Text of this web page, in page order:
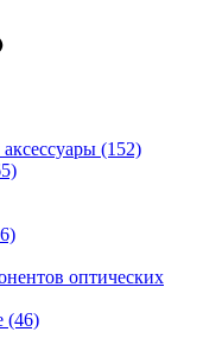
(152)
оптических
(46)